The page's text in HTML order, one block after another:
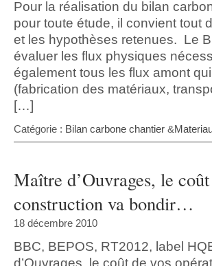
Pour la réalisation du bilan
pour toute étude, il convient tout
et les hypothèses retenues. Le
évaluer les flux physiques
également tous les flux amont
(fabrication des matériaux,
[…]
Catégorie : Bilan carbone chantier &
Maître d’Ouvrages, le
construction va bondir…
18 décembre 2010
BBC, BEPOS, RT2012, label
d’Ouvrages, le coût de vos